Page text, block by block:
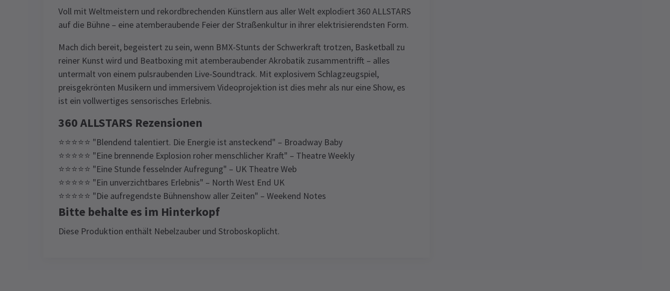
Voll mit Weltmeistern und rekordbrechenden Künstlern aus aller Welt explodiert 360 ALLSTARS
auf die Bühne – eine atemberaubende Feier der Straßenkultur in ihrer elektrisierendsten Form.
Mach dich bereit, begeistert zu sein, wenn BMX-Stunts der Schwerkraft trotzen, Basketball zu
reiner Kunst wird und Beatboxing mit atemberaubender Akrobatik zusammentrifft – alles
untermalt von einem pulsraubenden Live-Soundtrack. Mit explosivem Schlagzeugspiel,
preisgekrönten Musikern und immersivem Videoprojektion ist dies mehr als nur eine Show, es
ist ein vollwertiges sensorisches Erlebnis.
360 ALLSTARS Rezensionen
⭐⭐⭐⭐⭐ "Blendend talentiert. Die Energie ist ansteckend" – Broadway Baby
⭐⭐⭐⭐⭐ "Eine brennende Explosion roher menschlicher Kraft" – Theatre Weekly
⭐⭐⭐⭐⭐ "Eine Stunde fesselnder Aufregung" – UK Theatre Web
⭐⭐⭐⭐⭐ "Ein unverzichtbares Erlebnis" – North West End UK
⭐⭐⭐⭐⭐ "Die aufregendste Bühnenshow aller Zeiten" – Weekend Notes
Bitte behalte es im Hinterkopf
Diese Produktion enthält Nebelzauber und Stroboskoplicht.